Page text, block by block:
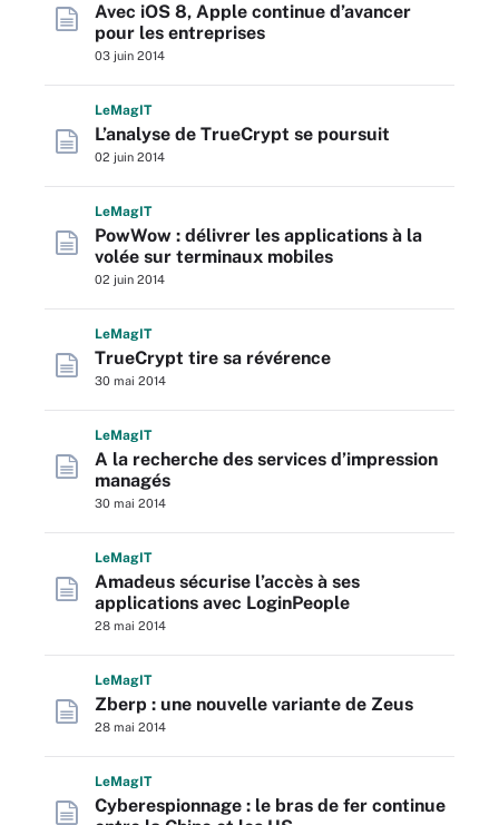
Avec iOS 8, Apple continue d’avancer
pour les entreprises
03 juin 2014
LeMagIT
L’analyse de TrueCrypt se poursuit
02 juin 2014
LeMagIT
PowWow : délivrer les applications à la
volée sur terminaux mobiles
02 juin 2014
LeMagIT
TrueCrypt tire sa révérence
30 mai 2014
LeMagIT
A la recherche des services d’impression
managés
30 mai 2014
LeMagIT
Amadeus sécurise l’accès à ses
applications avec LoginPeople
28 mai 2014
LeMagIT
Zberp : une nouvelle variante de Zeus
28 mai 2014
LeMagIT
Cyberespionnage : le bras de fer continue